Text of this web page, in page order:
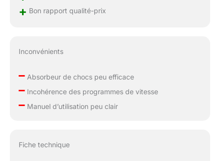
couches, chaque
performance intégrés
d'amortissement en nid
d'abeille externes, il
+ Bon rapport qualité-prix
Inconvénients
–Absorbeur de chocs peu efficace
–Incohérence des programmes de vitesse
–Manuel d’utilisation peu clair
Fiche technique